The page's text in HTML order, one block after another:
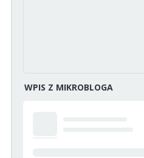
WPIS Z MIKROBLOGA